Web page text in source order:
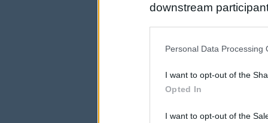
downstream
us to third parties on
Personal Data Processing
I want to opt-out of the
Opted In
I want to opt-out of the